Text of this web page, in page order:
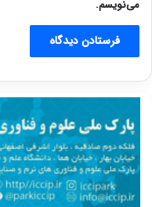
می‌نویسم.